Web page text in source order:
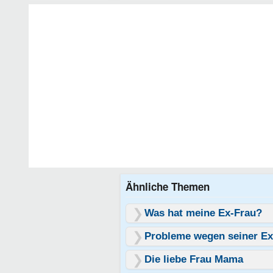
Ähnliche Themen
Was hat meine Ex-Frau?
Probleme wegen seiner
Die liebe Frau Mama